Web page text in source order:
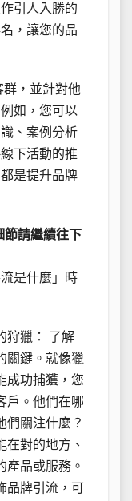
引人入勝的
，讓您的品
，並針對他
如，您可以
、案例分析
下活動的推
是提升品牌
節請繼續往下
是什麼」時
狩獵： 了解
關鍵。就像獵
成功捕獲，您
戶。他們在哪
們關注什麼？
在對的地方、
產品或服務。
品牌引流，可